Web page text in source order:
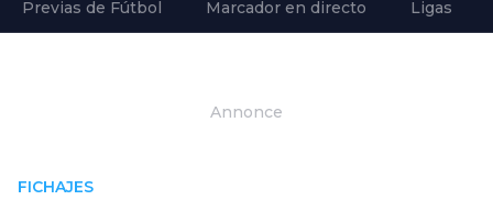
Previas de Fútbol Marcador en directo Ligas
Annonce
FICHAJES